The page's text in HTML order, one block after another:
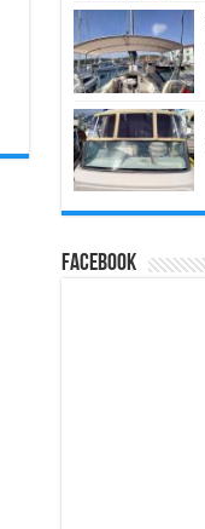
Facebook